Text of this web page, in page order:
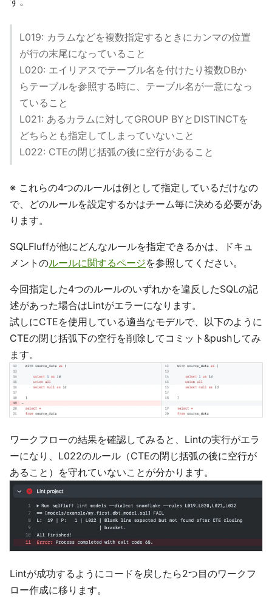
L019: カラムなどを複数指定するときにカンマの位置
が行の末尾になっていること
L020: エイリアスでテーブル名を付けたり複数DBか
らテーブルを参照する時に、テーブル名が一意になっ
ていること
L021: あるカラムに対してGROUP BYとDISTINCTを
どちらとも指定してしまっていないこと
L022: CTEの閉じ括弧の後に空行があること
※ これらの4つのルールは例として指定しているだけなの
で、どのルールを設定するかはチーム毎に決める必要があ
ります。
SQLFluffが他にどんなルールを指定できるかは、ドキュ
メントのルールに関するページを参照してください。
今回指定した4つのルールのいずれかを違反したSQLの記
述があった場合はLintがエラーになります。
試しにCTEを使用している適当なモデルで、以下のように
CTEの閉じ括弧下の空行を削除してコミット&pushしてみ
ます。
ワークフローの結果を確認してみると、Lintの実行がエラ
ーになり、L022のルール（CTEの閉じ括弧の後に空行が
あること）を守れていないことが分かります。
Lintが成功するようにコードを戻したら2つ目のワークフ
ロー作成に移ります。